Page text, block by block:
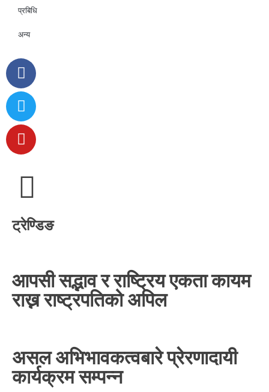
प्रबिधि
अन्य
ट्रेण्डिङ
आपसी सद्भाव र राष्ट्रिय एकता कायम
राख्न राष्ट्रपतिको अपिल
असल अभिभावकत्वबारे प्रेरणादायी
कार्यक्रम सम्पन्न